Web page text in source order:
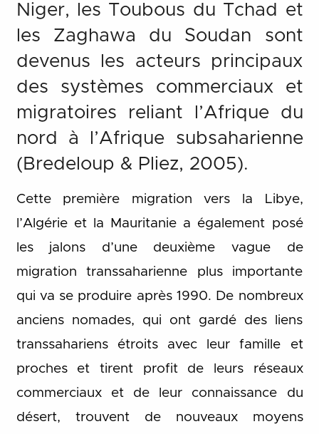
Niger, les Toubous du Tchad et
les Zaghawa du Soudan sont
devenus les acteurs principaux
des systèmes commerciaux et
migratoires reliant l’Afrique du
nord à l’Afrique subsaharienne
(Bredeloup & Pliez, 2005).
Cette première migration vers la Libye,
l’Algérie et la Mauritanie a également posé
les jalons d’une deuxième vague de
migration transsaharienne plus importante
qui va se produire après 1990. De nombreux
anciens nomades, qui ont gardé des liens
transsahariens étroits avec leur famille et
proches et tirent profit de leurs réseaux
commerciaux et de leur connaissance du
désert, trouvent de nouveaux moyens